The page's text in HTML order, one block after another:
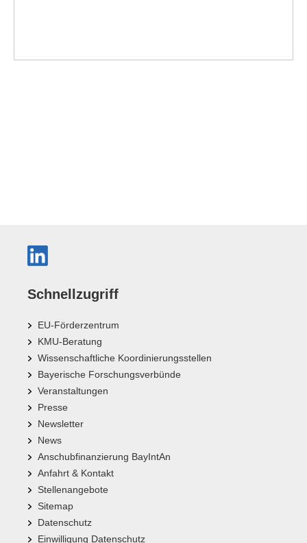
Schnellzugriff
EU-Förderzentrum
KMU-Beratung
Wissenschaftliche Koordinierungsstellen
Bayerische Forschungsverbünde
Veranstaltungen
Presse
Newsletter
News
Anschubfinanzierung BayIntAn
Anfahrt & Kontakt
Stellenangebote
Sitemap
Datenschutz
Einwilligung Datenschutz